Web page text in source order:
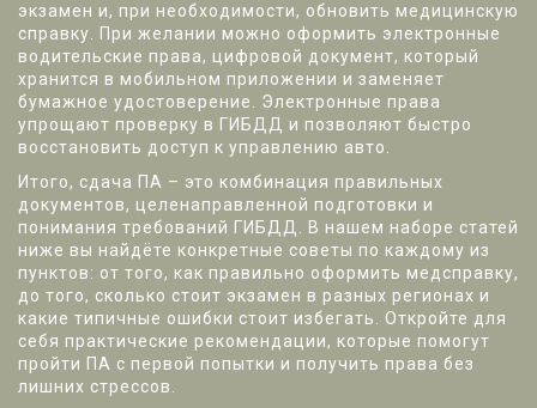
экзамен и, при необходимости, обновить медицинскую
справку. При желании можно оформить электронные
водительские права, цифровой документ, который
хранится в мобильном приложении и заменяет
бумажное удостоверение
. Электронные права
упрощают проверку в ГИБДД и позволяют быстро
восстановить доступ к управлению авто.
Итого, сдача ПА – это комбинация правильных
документов, целенаправленной подготовки и
понимания требований ГИБДД. В нашем наборе статей
ниже вы найдёте конкретные советы по каждому из
пунктов: от того, как правильно оформить медсправку,
до того, сколько стоит экзамен в разных регионах и
какие типичные ошибки стоит избегать. Откройте для
себя практические рекомендации, которые помогут
пройти ПА с первой попытки и получить права без
лишних стрессов.